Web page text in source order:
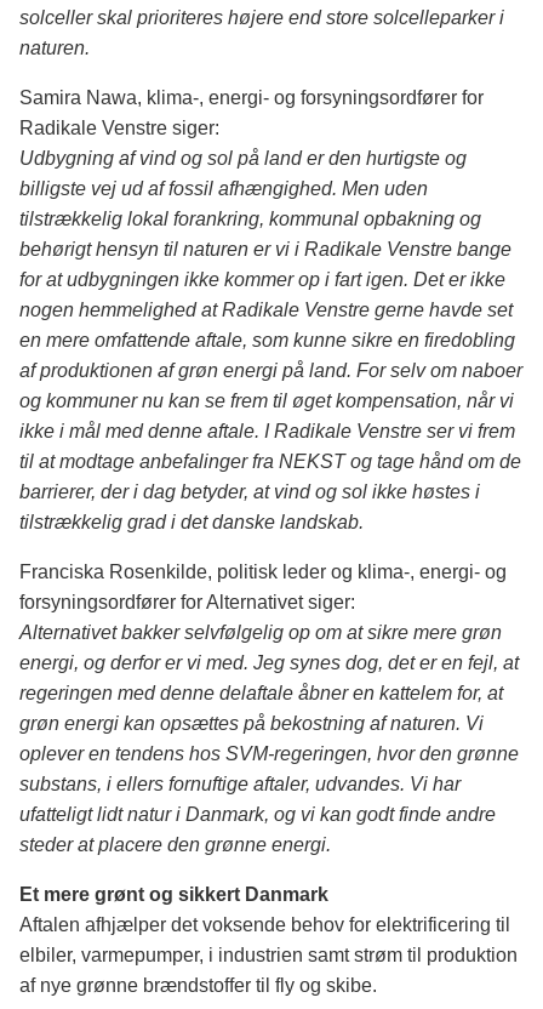
solceller skal prioriteres højere end store solcelleparker i
naturen.
Samira Nawa, klima-, energi- og forsyningsordfører for
Radikale Venstre siger:
Udbygning af vind og sol på land er den hurtigste og
billigste vej ud af fossil afhængighed. Men uden
tilstrækkelig lokal forankring, kommunal opbakning og
behørigt hensyn til naturen er vi i Radikale Venstre bange
for at udbygningen ikke kommer op i fart igen. Det er ikke
nogen hemmelighed at Radikale Venstre gerne havde set
en mere omfattende aftale, som kunne sikre en firedobling
af produktionen af grøn energi på land. For selv om naboer
og kommuner nu kan se frem til øget kompensation, når vi
ikke i mål med denne aftale. I Radikale Venstre ser vi frem
til at modtage anbefalinger fra NEKST og tage hånd om de
barrierer, der i dag betyder, at vind og sol ikke høstes i
tilstrækkelig grad i det danske landskab.
Franciska Rosenkilde, politisk leder og klima-, energi- og
forsyningsordfører for Alternativet siger:
Alternativet bakker selvfølgelig op om at sikre mere grøn
energi, og derfor er vi med. Jeg synes dog, det er en fejl, at
regeringen med denne delaftale åbner en kattelem for, at
grøn energi kan opsættes på bekostning af naturen. Vi
oplever en tendens hos SVM-regeringen, hvor den grønne
substans, i ellers fornuftige aftaler, udvandes. Vi har
ufatteligt lidt natur i Danmark, og vi kan godt finde andre
steder at placere den grønne energi.
Et mere grønt og sikkert Danmark
Aftalen afhjælper det voksende behov for elektrificering til
elbiler, varmepumper, i industrien samt strøm til produktion
af nye grønne brændstoffer til fly og skibe.